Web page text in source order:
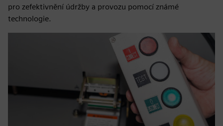
pro zefektivnění údržby a provozu pomocí známé
technologie.